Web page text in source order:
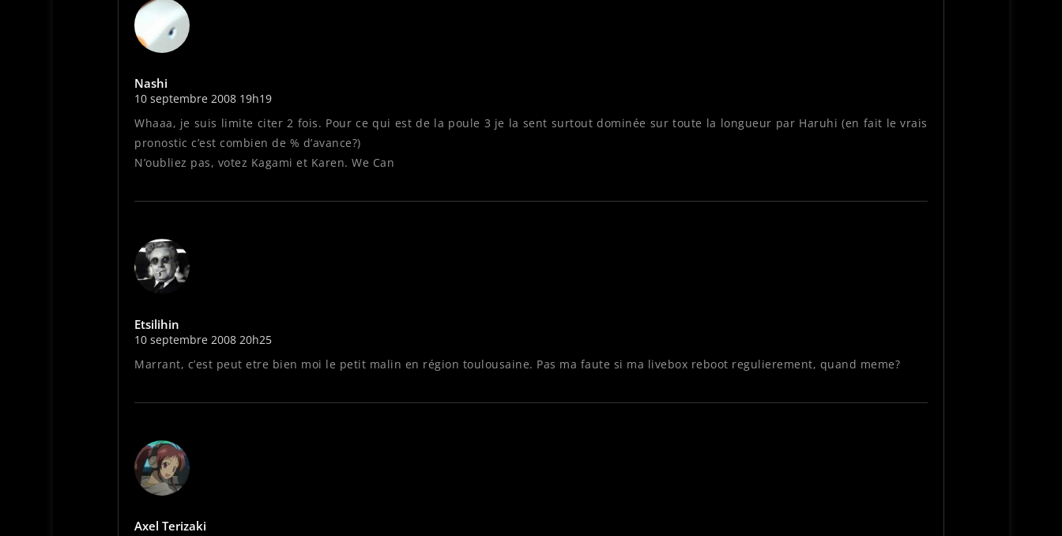
Nashi
10 septembre 2008 19h19
Whaaa, je suis limite citer 2 fois. Pour ce qui est de la poule 3 je la sent surtout dominée sur toute la longueur par Haruhi (en fait le vrais
pronostic c’est combien de % d’avance?)
N’oubliez pas, votez Kagami et Karen. We Can
Etsilihin
10 septembre 2008 20h25
Marrant, c’est peut etre bien moi le petit malin en région toulousaine. Pas ma faute si ma livebox reboot regulierement, quand meme?
Axel Terizaki